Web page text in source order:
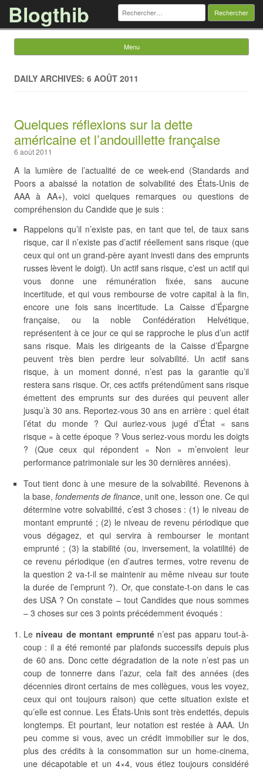
Blogthib Rechercher :
Menu
DAILY ARCHIVES: 6 AOÛT 2011
Quelques réflexions sur la dette
américaine et l’andouillette française
6 août 2011
A la lumière de l’actualité de ce week-end (Standards and
Poors a abaissé la notation de solvabilité des États-Unis de
AAA à AA+), voici quelques remarques ou questions de
compréhension du Candide que je suis :
Rappelons qu’il n’existe pas, en tant que tel, de taux sans
risque, car il n’existe pas d’actif réellement sans risque (que
ceux qui ont un grand-père ayant investi dans des emprunts
russes lèvent le doigt). Un actif sans risque, c’est un actif qui
vous donne une rémunération fixée, sans aucune
incertitude, et qui vous rembourse de votre capital à la fin,
encore une fois sans incertitude. La Caisse d’Épargne
française, ou la noble Confédération Helvétique,
représentent à ce jour ce qui se rapproche le plus d’un actif
sans risque. Mais les dirigeants de la Caisse d’Épargne
peuvent très bien perdre leur solvabilité. Un actif sans
risque, à un moment donné, n’est pas la garantie qu’il
restera sans risque. Or, ces actifs prétendûment sans risque
émettent des emprunts sur des durées qui peuvent aller
jusqu’à 30 ans. Reportez-vous 30 ans en arrière : quel était
l’état du monde ? Qui auriez-vous jugé d’État « sans
risque » à cette époque ? Vous seriez-vous mordu les doigts
? (Que ceux qui répondent « Non » m’envoient leur
performance patrimoniale sur les 30 dernières années).
Tout tient donc à une mesure de la solvabilité. Revenons à
la base, fondements de finance, unit one, lesson one. Ce qui
détermine votre solvabilité, c’est 3 choses : (1) le niveau de
montant emprunté ; (2) le niveau de revenu périodique que
vous dégagez, et qui servira à rembourser le montant
emprunté ; (3) la stabilité (ou, inversement, la volatilité) de
ce revenu périodique (en d’autres termes, votre revenu de
la question 2 va-t-il se maintenir au même niveau sur toute
la durée de l’emprunt ?). Or, que constate-t-on dans le cas
des USA ? On constate – tout Candides que nous sommes
– 3 choses sur ces 3 points précédemment évoqués :
Le niveau de montant emprunté n’est pas apparu tout-à-
coup : il a été remonté par plafonds successifs depuis plus
de 60 ans. Donc cette dégradation de la note n’est pas un
coup de tonnerre dans l’azur, cela fait des années (des
décennies diront certains de mes collègues, vous les voyez,
ceux qui ont toujours raison) que cette situation existe et
qu’elle est connue. Les États-Unis sont très endettés, depuis
longtemps. Et pourtant, leur notation est restée à AAA. Un
peu comme si vous, avec un crédit immobilier sur le dos,
plus des crédits à la consommation sur un home-cinema,
une décapotable et un 4×4, vous étiez toujours considéré